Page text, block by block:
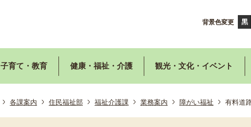
背景色変更
子育て・教育 健康・福祉・介護 観光・文化・イベント
各課案内 住民福祉部 福祉介護課 業務案内 障がい福祉 有料道